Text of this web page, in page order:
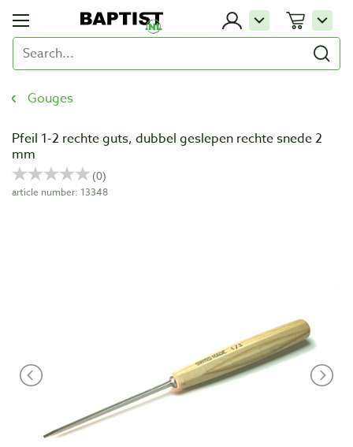
Gouges
Pfeil 1-2 rechte guts, dubbel geslepen rechte snede 2
mm
article number: 13348